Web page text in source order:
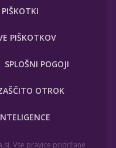
PIŠKOTKI
PIŠKOTKOV
SPLOŠNI POGOJI
OTROK
Vse pravice pridržane